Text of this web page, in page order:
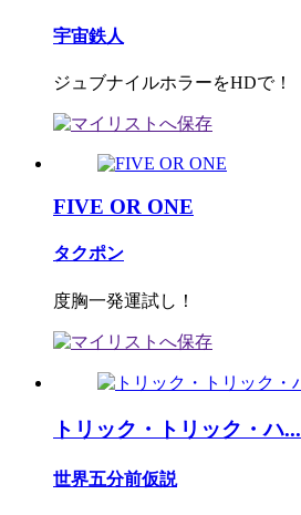
宇宙鉄人
ジュブナイルホラーをHDで！
FIVE OR ONE
タクポン
度胸一発運試し！
トリック・トリック・ハ...
世界五分前仮説